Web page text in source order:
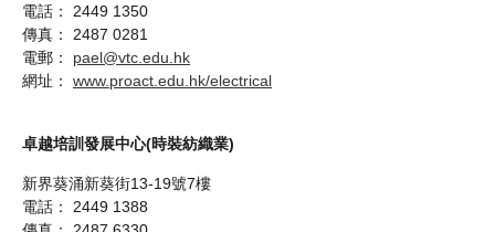
電話： 2449 1350
傳真： 2487 0281
電郵： pael@vtc.edu.hk
網址： www.proact.edu.hk/electrical
卓越培訓發展中心(時裝紡織業)
新界葵涌新葵街13-19號7樓
電話： 2449 1388